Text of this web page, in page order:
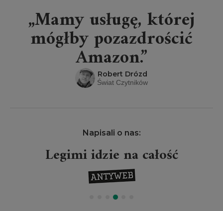
„Mamy usługę, której
mógłby pozazdrościć
Amazon.”
Robert Drózd
Świat Czytników
Napisali o nas:
Legimi idzie na całość